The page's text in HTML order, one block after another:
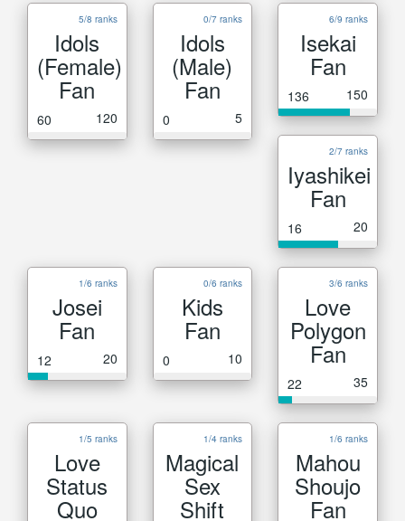
5/8 ranks
Idols
(Female)
Fan
60 120
0/7 ranks
Idols
(Male)
Fan
0 5
6/9 ranks
Isekai
Fan
136 150
2/7 ranks
Iyashikei
Fan
16 20
1/6 ranks
Josei
Fan
12 20
0/6 ranks
Kids
Fan
0 10
3/6 ranks
Love
Polygon
Fan
22 35
1/5 ranks
Love
Status
Quo
1/4 ranks
Magical
Sex
Shift
1/6 ranks
Mahou
Shoujo
Fan